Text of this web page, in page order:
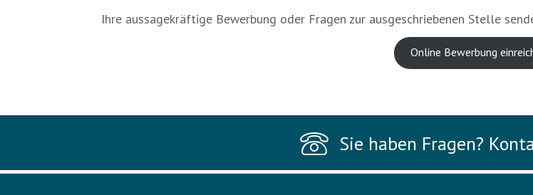
Ihre aussagekräftige Bewerbung oder Fragen zur ausgeschriebenen Stelle
Online Bewerbung
Sie haben Fragen?